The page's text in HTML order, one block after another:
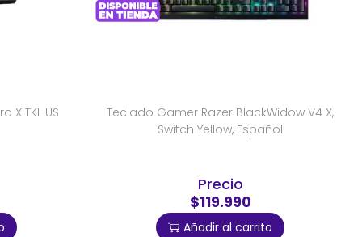
X TKL US
Teclado Gamer Razer BlackWidow V4 X,
Switch Yellow, Español
Precio
$119.990
Añadir al carrito